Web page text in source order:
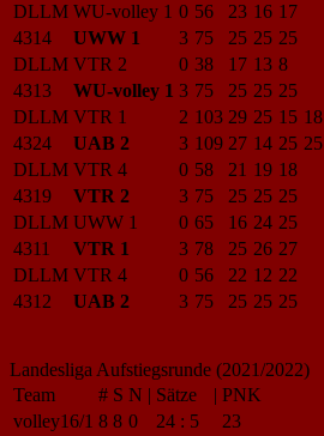
DLLM WU-volley 1 0 56 23 16 17
4314
UWW 1 3 75 25 25 25
DLLM VTR 2 0 38 17 13 8
4313
WU-volley 1 3 75 25 25 25
DLLM VTR 1 2 103 29 25 15 18
4324
UAB 2 3 109 27 14 25 25
DLLM VTR 4 0 58 21 19 18
4319
VTR 2 3 75 25 25 25
DLLM UWW 1 0 65 16 24 25
4311
VTR 1 3 78 25 26 27
DLLM VTR 4 0 56 22 12 22
4312
UAB 2 3 75 25 25 25
Landesliga Aufstiegsrunde (2021/2022)
Team
# S N | Sätze | PNK
volley16/1 8 8 0 24 : 5
23